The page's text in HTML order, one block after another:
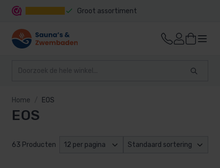
Groot assortiment
Home EOS
EOS
63 Producten